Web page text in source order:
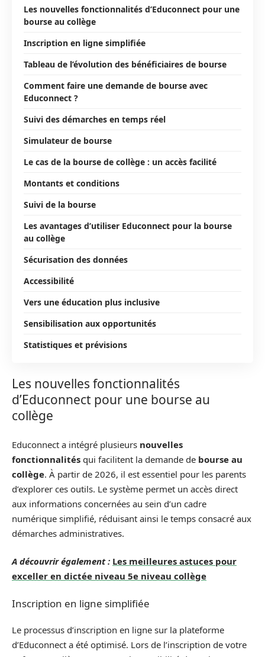
Les nouvelles fonctionnalités d’Educonnect pour une
bourse au collège
Inscription en ligne simplifiée
Tableau de l’évolution des bénéficiaires de bourse
Comment faire une demande de bourse avec
Educonnect ?
Suivi des démarches en temps réel
Simulateur de bourse
Le cas de la bourse de collège : un accès facilité
Montants et conditions
Suivi de la bourse
Les avantages d’utiliser Educonnect pour la bourse
au collège
Sécurisation des données
Accessibilité
Vers une éducation plus inclusive
Sensibilisation aux opportunités
Statistiques et prévisions
Les nouvelles fonctionnalités
d’Educonnect pour une bourse au
collège
Educonnect a intégré plusieurs nouvelles
fonctionnalités qui facilitent la demande de bourse au
collège. À partir de 2026, il est essentiel pour les parents
d’explorer ces outils. Le système permet un accès direct
aux informations concernées au sein d’un cadre
numérique simplifié, réduisant ainsi le temps consacré aux
démarches administratives.
A découvrir également : Les meilleures astuces pour
exceller en dictée niveau 5e niveau collège
Inscription en ligne simplifiée
Le processus d’inscription en ligne sur la plateforme
d’Educonnect a été optimisé. Lors de l’inscription de votre